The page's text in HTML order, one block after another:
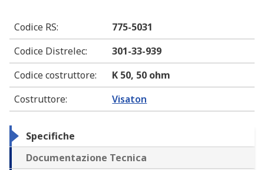
Codice RS:
775-5031
Codice Distrelec:
301-33-939
Codice costruttore:
K 50, 50 ohm
Costruttore: Visaton
Specifiche
Documentazione Tecnica